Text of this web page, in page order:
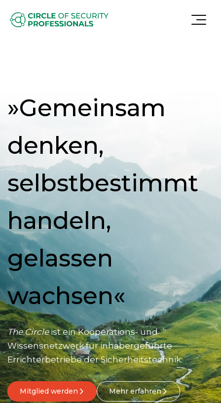
»Gemeinsam
denken,
selbstbestimmt
handeln,
gelassen
wachsen«
The Circleist ein Kooperations- und
Wissensnetzwerk für inhabergeführte
Errichterbetriebe der Sicherheitstechnik.
Mitglied werden Mehr erfahren